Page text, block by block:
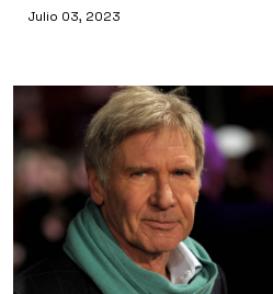
Julio 03, 2023